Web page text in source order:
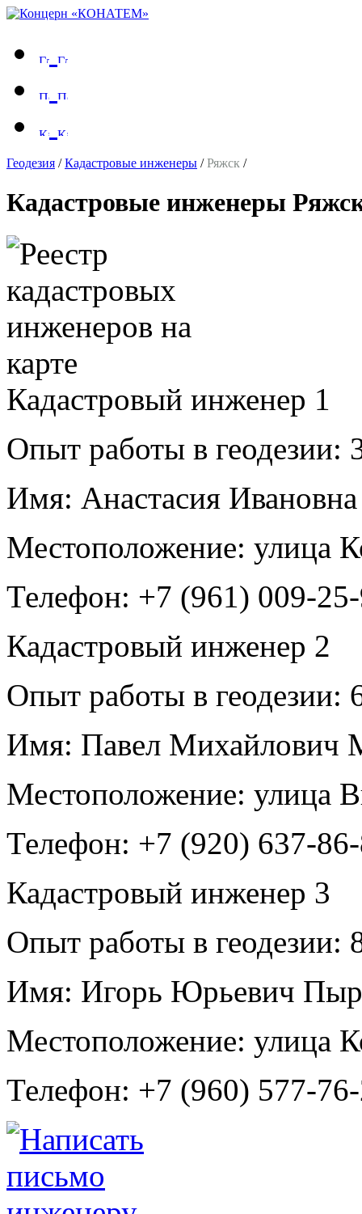
Геодезия /Кадастровые инженеры /Ряжск /
Кадастровые инженеры
Кадастровый инженер 1
Опыт работы в геодезии:
Имя: Анастасия
Местоположение: улица
Телефон: +7 (961) 009-
Кадастровый инженер 2
Опыт работы в геодезии:
Имя: Павел Михайлович
Местоположение: улица
Телефон: +7 (920) 637-
Кадастровый инженер 3
Опыт работы в геодезии:
Имя: Игорь Юрьевич
Местоположение: улица
Телефон: +7 (960) 577-